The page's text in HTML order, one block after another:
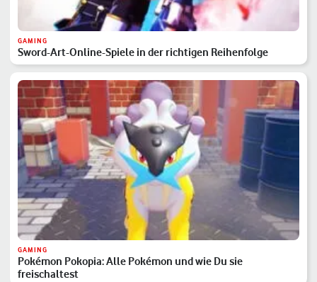
GAMING
Sword-Art-Online-Spiele in der richtigen Reihenfolge
GAMING
Pokémon Pokopia: Alle Pokémon und wie Du sie
freischaltest